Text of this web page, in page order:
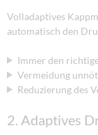
Volladaptives
automatisch den
Immer den
Vermeidung
Reduzierung des
2. Adaptives